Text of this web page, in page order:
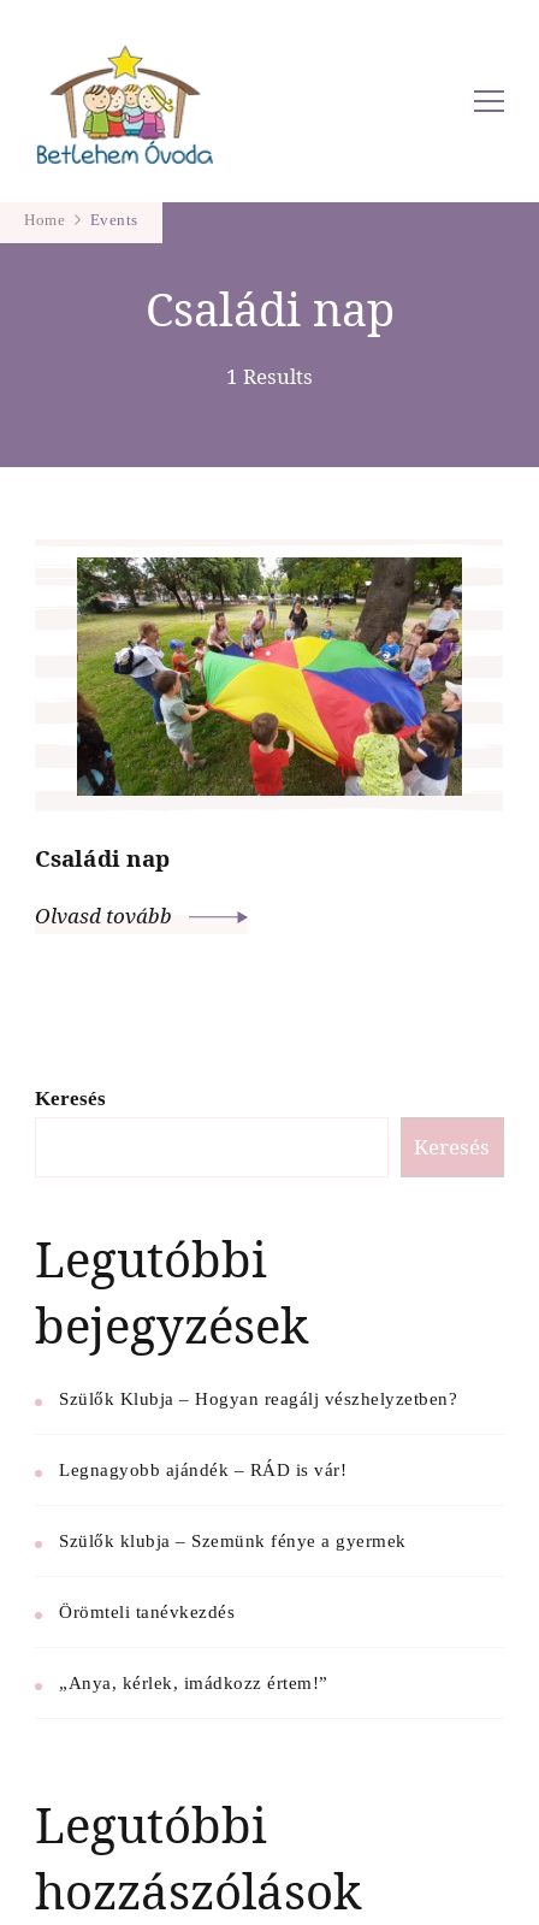
Betlehem Óvoda
Home Events
Családi nap
1 Results
Családi nap
Olvasd tovább
Keresés
Keresés
Legutóbbi
bejegyzések
Szülők Klubja – Hogyan reagálj vészhelyzetben?
Legnagyobb ajándék – RÁD is vár!
Szülők klubja – Szemünk fénye a gyermek
Örömteli tanévkezdés
„Anya, kérlek, imádkozz értem!”
Legutóbbi
hozzászólások